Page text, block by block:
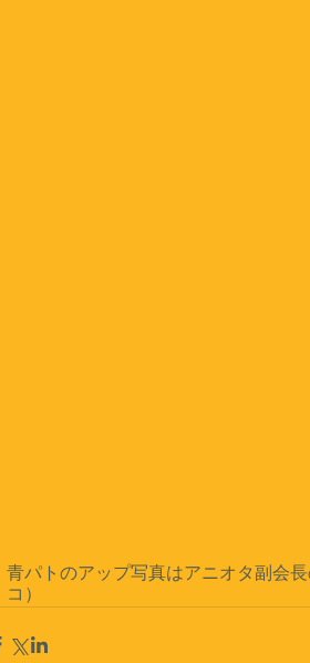
青パトのアップ写真はアニオタ副会
コ）